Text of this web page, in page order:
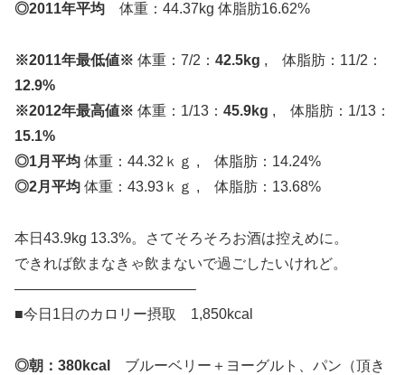
◎2011年平均 体重：44.37kg 体脂肪16.62%
※2011年最低値※ 体重：7/2： 42.5kg , 体脂肪：11/2：
12.9%
※2012年最高値※ 体重：1/13： 45.9kg , 体脂肪：1/13：
15.1%
◎1月平均 体重：44.32ｋｇ , 体脂肪：14.24%
◎2月平均 体重：43.93ｋｇ , 体脂肪：13.68%
本日43.9kg 13.3%。さてそろそろお酒は控えめに。
できれば飲まなきゃ飲まないで過ごしたいけれど。
————————————–
■今日1日のカロリー摂取 1,850kcal
◎朝：380kcal
ブルーベリー＋ヨーグルト、パン（頂き